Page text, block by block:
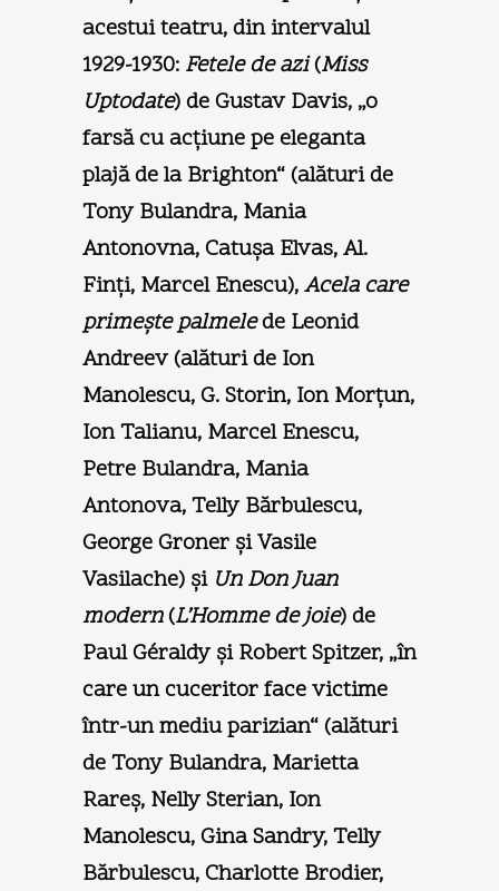
acestui teatru, din intervalul
1929-1930: Fetele de azi(Miss
Uptodate) de Gustav Davis, „o
farsă cu acţiune pe eleganta
plajă de la Brighton“ (alături de
Tony Bulandra, Mania
Antonovna, Catuşa Elvas, Al.
Finţi, Marcel Enescu),Acela care
primeşte palmelede Leonid
Andreev (alături de Ion
Manolescu, G. Storin, Ion Morţun,
Ion Talianu, Marcel Enescu,
Petre Bulandra, Mania
Antonova, Telly Bărbulescu,
George Groner şi Vasile
Vasilache) şi Un Don Juan
modern(L’Homme de joie) de
Paul Géraldy şi Robert Spitzer, „în
care un cuceritor face victime
într-un mediu parizian“ (alături
de Tony Bulandra, Marietta
Rareş, Nelly Sterian, Ion
Manolescu, Gina Sandry, Telly
Bărbulescu, Charlotte Brodier,